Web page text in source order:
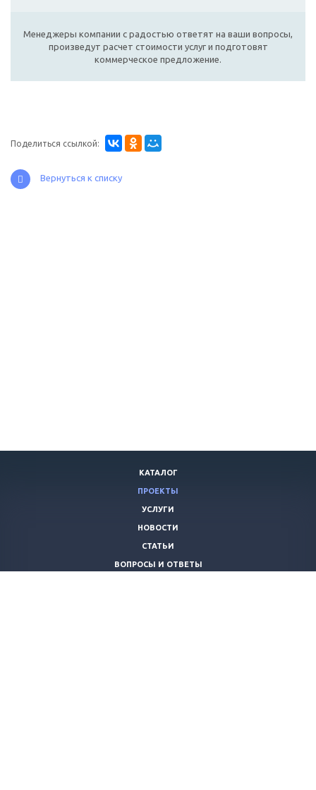
Менеджеры компании с радостью ответят на ваши вопросы,
произведут расчет стоимости услуг и подготовят
коммерческое предложение.
Поделиться ссылкой:
Вернуться к списку
КАТАЛОГ
ПРОЕКТЫ
УСЛУГИ
НОВОСТИ
СТАТЬИ
ВОПРОСЫ И ОТВЕТЫ